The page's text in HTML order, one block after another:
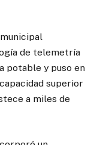
de telemetría
potable y puso en
superior
a miles de